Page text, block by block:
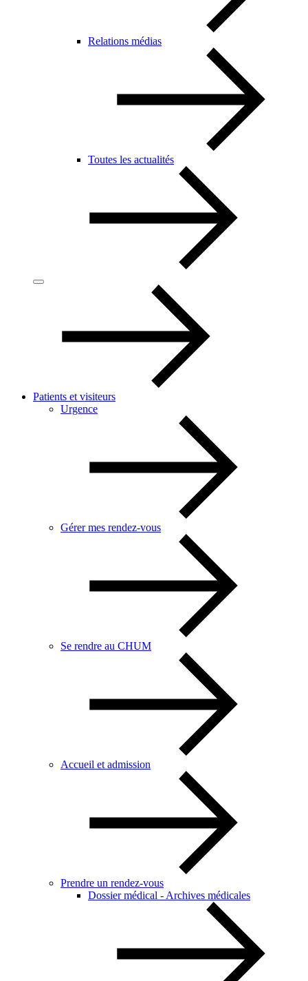
Relations médias
Toutes les actualités
Patients et visiteurs
Urgence
Gérer mes rendez-vous
Se rendre au CHUM
Accueil et admission
Prendre un rendez-vous
Dossier médical - Archives médicales